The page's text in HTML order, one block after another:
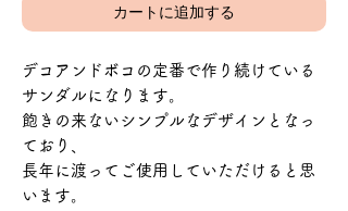
カートに追加する
デコアンドボコの定番で作り続けている
サンダルになります。
飽きの来ないシンプルなデザインとなっ
ており、
長年に渡ってご使用していただけると思
います。